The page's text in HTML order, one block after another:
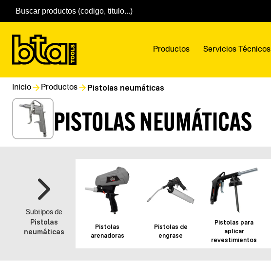
Productos Servicios Técnicos
Inicio Productos Pistolas neumáticas
PISTOLAS NEUMÁTICAS
Subtipos de
Pistolas
neumáticas
Pistolas
arenadoras
Pistolas de
engrase
Pistolas para
aplicar
revestimientos